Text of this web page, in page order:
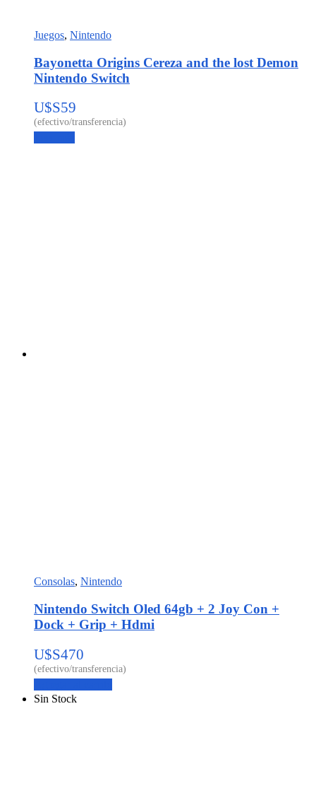
Juegos, Nintendo
Bayonetta Origins Cereza and the lost Demon
Nintendo Switch
U$S59
Consolas, Nintendo
Nintendo Switch Oled 64gb + 2 Joy Con +
Dock + Grip + Hdmi
U$S470
Sin Stock